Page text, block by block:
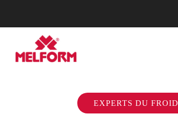
EXPERTS DU FROID